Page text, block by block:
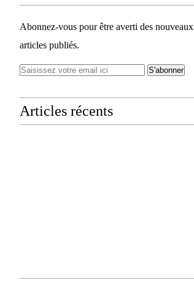
Abonnez-vous pour être averti des nouveaux
articles publiés.
Articles récents